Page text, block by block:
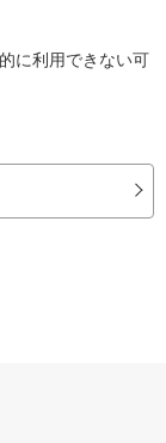
に利用できない可